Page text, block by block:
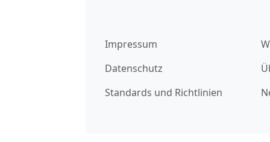
Impressum
Datenschutz
Standards und Richtlinien